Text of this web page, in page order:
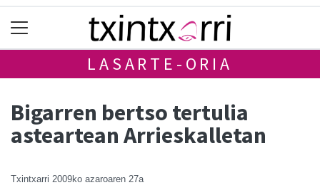
LASARTE-ORIA
Bigarren bertso tertulia
asteartean Arrieskalletan
Txintxarri 2009ko azaroaren 27a